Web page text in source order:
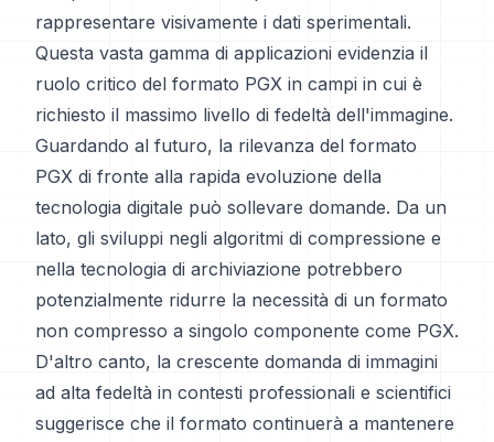
rappresentare visivamente i dati sperimentali.
Questa vasta gamma di applicazioni evidenzia il
ruolo critico del formato PGX in campi in cui è
richiesto il massimo livello di fedeltà dell'immagine.
Guardando al futuro, la rilevanza del formato
PGX di fronte alla rapida evoluzione della
tecnologia digitale può sollevare domande. Da un
lato, gli sviluppi negli algoritmi di compressione e
nella tecnologia di archiviazione potrebbero
potenzialmente ridurre la necessità di un formato
non compresso a singolo componente come PGX.
D'altro canto, la crescente domanda di immagini
ad alta fedeltà in contesti professionali e scientifici
suggerisce che il formato continuerà a mantenere